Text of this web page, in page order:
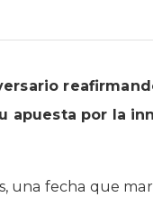
apuesta por la
una fecha que